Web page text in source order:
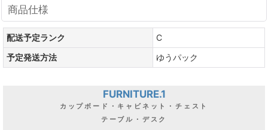
商品仕様
配送予定ランク
C
予定発送方法
ゆうパック
FURNITURE.1
カップボード・キャビネット・チェスト
テーブル・デスク